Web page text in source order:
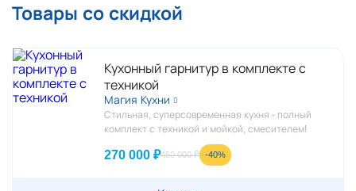
Товары со скидкой
Кухонный гарнитур в комплекте с
техникой
Магия Кухни
Стильная, суперсовременная кухня - полный
комплект с техникой и мойкой, смесителем!
270 000 ₽450 000 ₽ -40%